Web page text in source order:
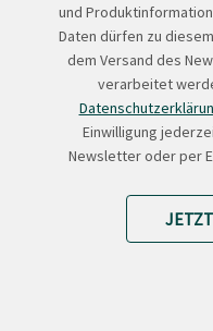
und
Daten dürfen zu
dem Versand des
verarbeitet
Einwilligung
Newsletter oder per